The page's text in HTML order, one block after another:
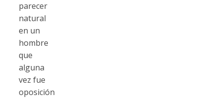
parecer
natural
en un
hombre
que
alguna
vez fue
oposición